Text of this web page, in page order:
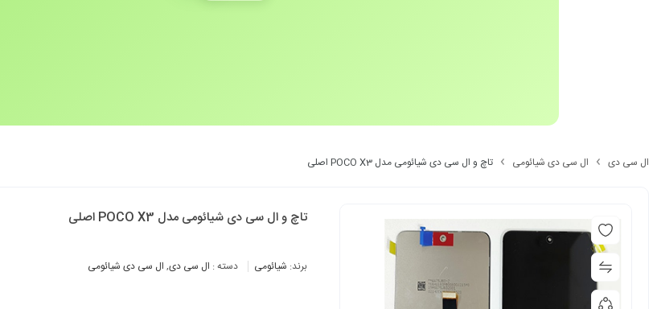
ال سی دی ال سی دی شیائومی تاچ و ال سی دی شیائومی مدل POCO X3 اصلی
تاچ و ال سی دی شیائومی مدل POCO X3 اصلی
برند: شیائومی دسته : ال سی دی, ال سی دی شیائومی